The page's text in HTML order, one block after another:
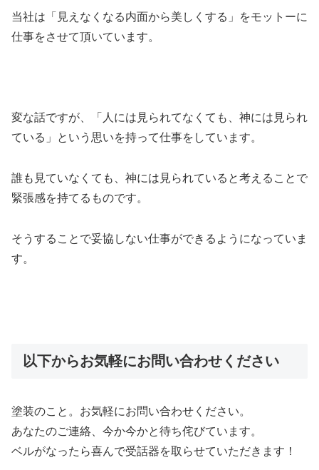
当社は「見えなくなる内面から美しくする」をモットーに
仕事をさせて頂いています。
変な話ですが、「人には見られてなくても、神には見られ
ている」という思いを持って仕事をしています。
誰も見ていなくても、神には見られていると考えることで
緊張感を持てるものです。
そうすることで妥協しない仕事ができるようになっていま
す。
以下からお気軽にお問い合わせください
塗装のこと。お気軽にお問い合わせください。
あなたのご連絡、今か今かと待ち侘びています。
ベルがなったら喜んで受話器を取らせていただきます！